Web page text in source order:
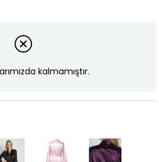
kalmamıştır.